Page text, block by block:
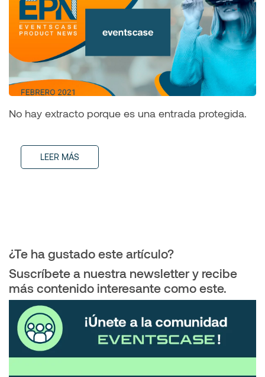
No hay extracto porque es una entrada protegida.
LEER MÁS
¿Te ha gustado este artículo?
Suscríbete a nuestra newsletter y recibe
más contenido interesante como este.